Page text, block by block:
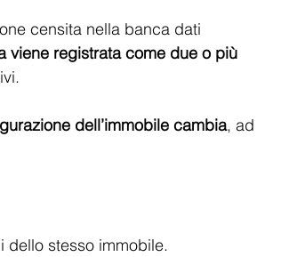
censita nella banca dati
viene registrata come due o più
dell’immobile cambia, ad
dello stesso immobile.